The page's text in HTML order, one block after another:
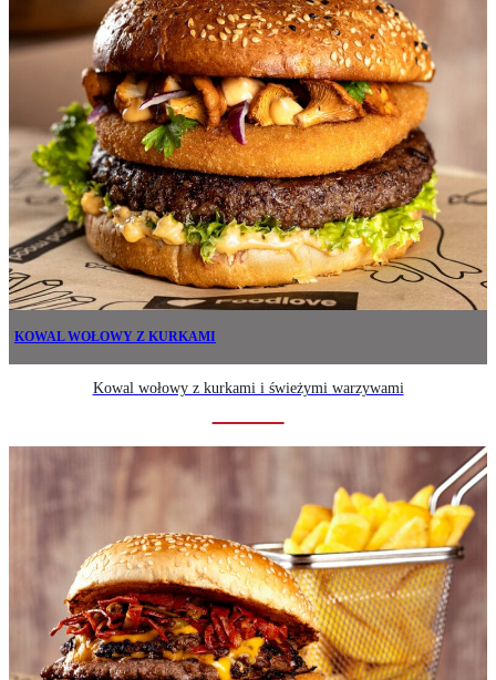
KOWAL WOŁOWY Z KURKAMI
Kowal wołowy z kurkami i świeżymi warzywami